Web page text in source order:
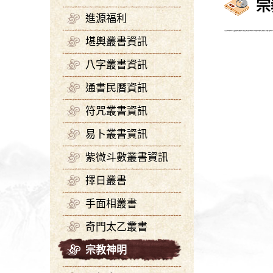
進源福利
堪輿叢書資訊
八字叢書資訊
通書民曆資訊
符咒叢書資訊
易卜叢書資訊
紫微斗數叢書資訊
擇日叢書
手面相叢書
奇門太乙叢書
宗教神明